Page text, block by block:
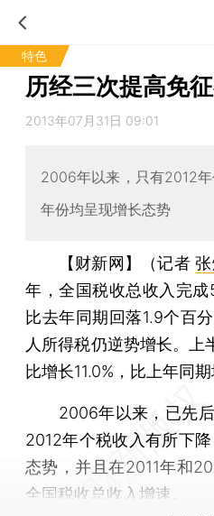
特色
历经三次提高免
2013年07月31日 09:01
2006年以来，只有2012
年份均呈现增长态势
【财新网】（记者
年，全国税收总收入完
比去年同期回落1.9个百
人所得税仍逆势增长。
比增长11.0%，比上年同
2006年以来，已先后
2012年个税收入有所下
态势，并且在2011年和
全国税收总收入增速。